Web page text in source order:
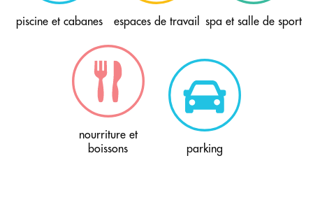
piscine et cabanes espaces de travail spa et salle de sport
nourriture et
boissons
parking